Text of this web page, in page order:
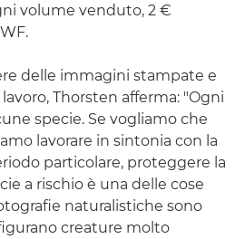
volume venduto, 2 €
delle immagini stampate e
Thorsten afferma: "Ogni
specie. Se vogliamo che
lavorare in sintonia con la
particolare, proteggere la
a rischio è una delle cose
naturalistiche sono
creature molto